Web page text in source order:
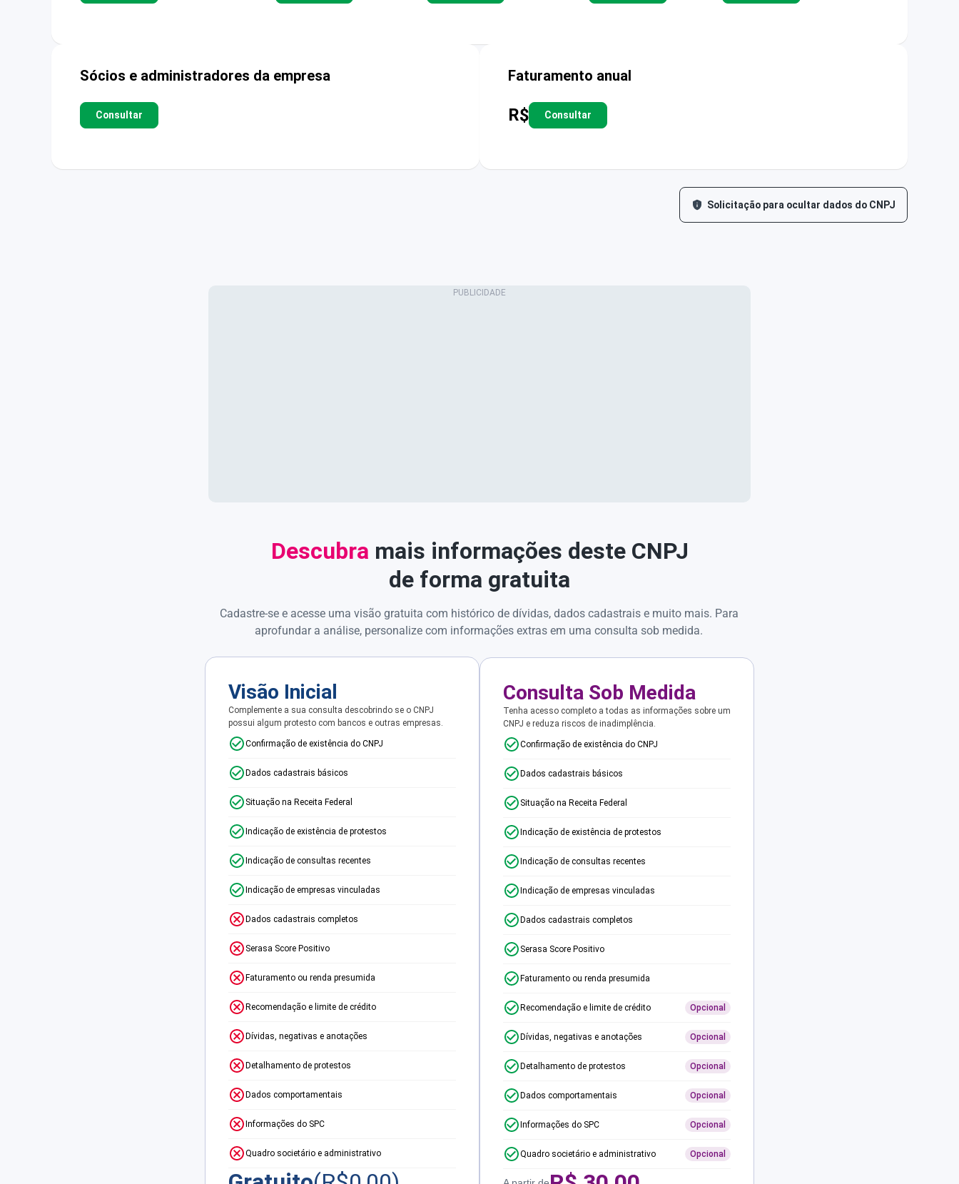
Sócios e administradores da empresa
Consultar
Faturamento anual
R$ Consultar
Solicitação para ocultar dados do CNPJ
Descubra mais informações deste CNPJ
de forma gratuita
Cadastre-se e acesse uma visão gratuita com histórico de dívidas, dados cadastrais e muito mais. Para
aprofundar a análise, personalize com informações extras em uma consulta sob medida.
Visão Inicial
Complemente a sua consulta descobrindo se o CNPJ
possui algum protesto com bancos e outras empresas.
Confirmação de existência do CNPJ
Dados cadastrais básicos
Situação na Receita Federal
Indicação de existência de protestos
Indicação de consultas recentes
Indicação de empresas vinculadas
Dados cadastrais completos
Serasa Score Positivo
Faturamento ou renda presumida
Recomendação e limite de crédito
Dívidas, negativas e anotações
Detalhamento de protestos
Dados comportamentais
Informações do SPC
Quadro societário e administrativo
Consulta Sob Medida
Tenha acesso completo a todas as informações sobre um
CNPJ e reduza riscos de inadimplência.
Confirmação de existência do CNPJ
Dados cadastrais básicos
Situação na Receita Federal
Indicação de existência de protestos
Indicação de consultas recentes
Indicação de empresas vinculadas
Dados cadastrais completos
Serasa Score Positivo
Faturamento ou renda presumida
Recomendação e limite de crédito Opcional
Dívidas, negativas e anotações Opcional
Detalhamento de protestos Opcional
Dados comportamentais Opcional
Informações do SPC Opcional
Quadro societário e administrativo Opcional